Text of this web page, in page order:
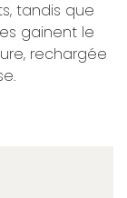
tandis que
gainent le
rechargée